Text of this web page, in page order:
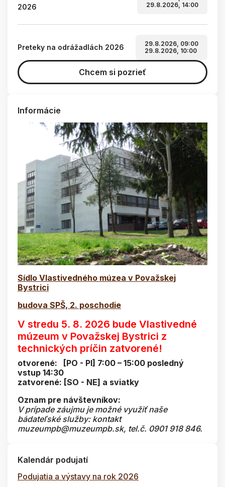
2026
29.8.2026, 14:00
Preteky na odrážadlách 2026
29.8.2026, 09:00
29.8.2026, 10:00
Chcem si pozrieť
Informácie
Sídlo Vlastivedného múzea v Považskej
Bystrici
budova SPŠ, 2. poschodie
V stredu 5. 8. 2026 bude Vlastivedné
múzeum v Považskej Bystrici z
technických príčin zatvorené!
otvorené: [PO - PI] 7:00 – 15:00 posledný
vstup 14:30
zatvorené: [SO - NE] a sviatky
Oznam pre návštevníkov:
V prípade záujmu je možné využiť naše
bádateľské služby: kontakt
muzeumpb@muzeumpb.sk, tel.č. 0901 918 846.
Kalendár podujatí
Podujatia a výstavy na rok 2026